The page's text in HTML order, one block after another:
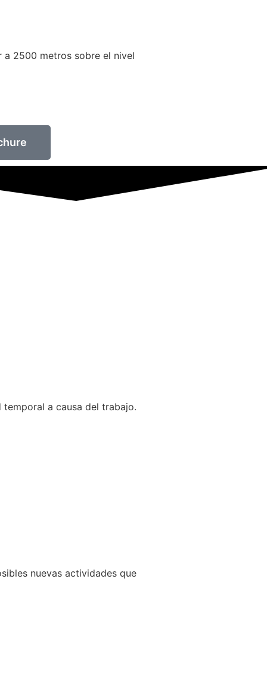
2500 metros sobre el nivel
a causa del trabajo.
nuevas actividades que